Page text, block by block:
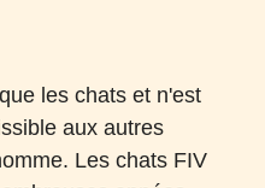
les chats et n'est
aux autres
Les chats FIV